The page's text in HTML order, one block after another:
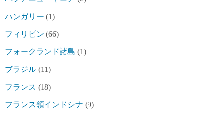
ハンガリー (1)
フィリピン (66)
フォークランド諸島 (1)
ブラジル (11)
フランス (18)
フランス領インドシナ (9)